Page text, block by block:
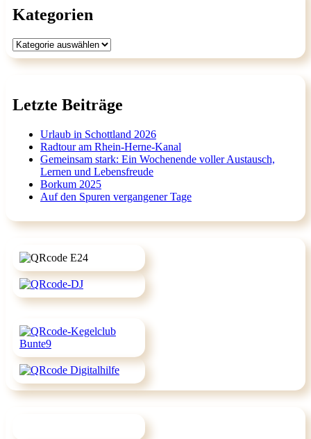
Kategorien
Kategorien
Letzte Beiträge
Urlaub in Schottland 2026
Radtour am Rhein-Herne-Kanal
Gemeinsam stark: Ein Wochenende voller Austausch,
Lernen und Lebensfreude
Borkum 2025
Auf den Spuren vergangener Tage